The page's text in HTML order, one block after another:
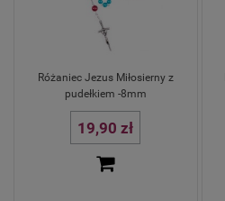
Różaniec Jezus Miłosierny z
pudełkiem -8mm
19,90 zł